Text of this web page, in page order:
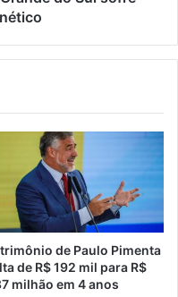
de Paulo Pimenta
de R$ 192 mil para R$
milhão em 4 anos